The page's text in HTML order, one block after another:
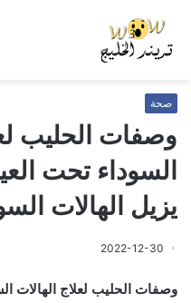
صحة
وصفات الحليب
السوداء تحت
يزيل الهالات
2022-12-30
وصفات الحليب لعلاج الهالات